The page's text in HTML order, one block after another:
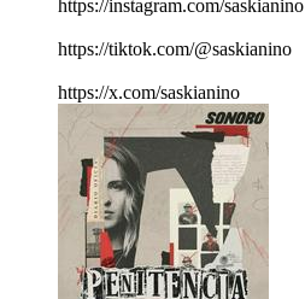
https://instagram.com/saskianino
https://tiktok.com/@saskianino
https://x.com/saskianino